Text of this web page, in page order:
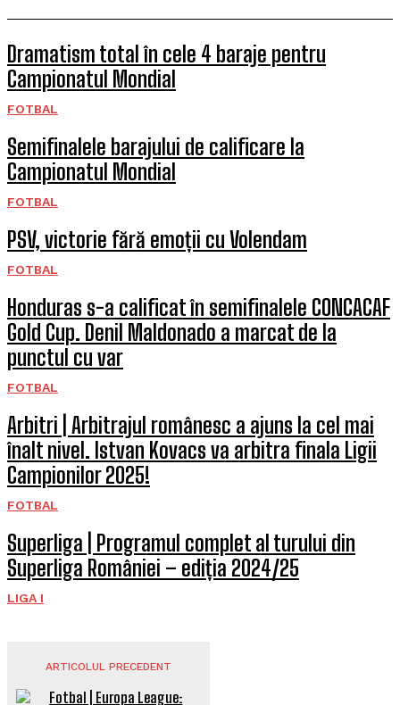
Dramatism total în cele 4 baraje pentru
Campionatul Mondial
FOTBAL
Semifinalele barajului de calificare la
Campionatul Mondial
FOTBAL
PSV, victorie fără emoții cu Volendam
FOTBAL
Honduras s-a calificat în semifinalele CONCACAF
Gold Cup. Denil Maldonado a marcat de la
punctul cu var
FOTBAL
Arbitri | Arbitrajul românesc a ajuns la cel mai
înalt nivel. Istvan Kovacs va arbitra finala Ligii
Campionilor 2025!
FOTBAL
Superliga | Programul complet al turului din
Superliga României – ediția 2024/25
LIGA I
ARTICOLUL PRECEDENT